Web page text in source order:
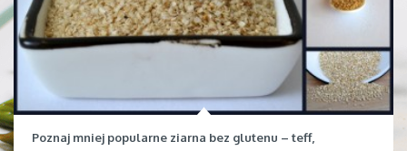
Poznaj mniej popularne ziarna bez glutenu – teff,